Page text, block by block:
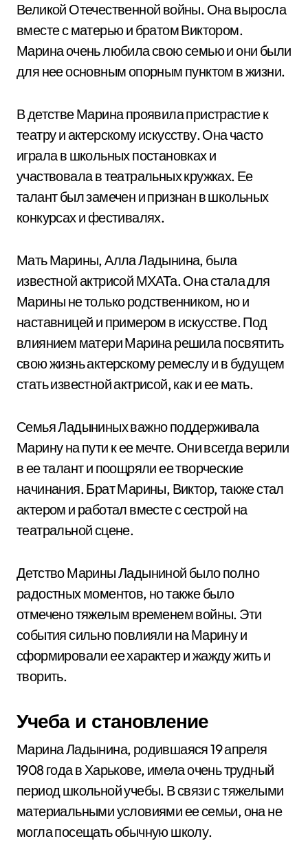
Великой Отечественной войны. Она выросла
вместе с матерью и братом Виктором.
Марина очень любила свою семью и они были
для нее основным опорным пунктом в жизни.
В детстве Марина проявила пристрастие к
театру и актерскому искусству. Она часто
играла в школьных постановках и
участвовала в театральных кружках. Ее
талант был замечен и признан в школьных
конкурсах и фестивалях.
Мать Марины, Алла Ладынина, была
известной актрисой МХАТа. Она стала для
Марины не только родственником, но и
наставницей и примером в искусстве. Под
влиянием матери Марина решила посвятить
свою жизнь актерскому ремеслу и в будущем
стать известной актрисой, как и ее мать.
Семья Ладыниных важно поддерживала
Марину на пути к ее мечте. Они всегда верили
в ее талант и поощряли ее творческие
начинания. Брат Марины, Виктор, также стал
актером и работал вместе с сестрой на
театральной сцене.
Детство Марины Ладыниной было полно
радостных моментов, но также было
отмечено тяжелым временем войны. Эти
события сильно повлияли на Марину и
сформировали ее характер и жажду жить и
творить.
Учеба и становление
Марина Ладынина, родившаяся 19 апреля
1908 года в Харькове, имела очень трудный
период школьной учебы. В связи с тяжелыми
материальными условиями ее семьи, она не
могла посещать обычную школу.